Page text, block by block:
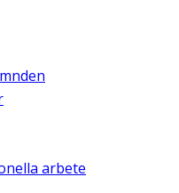
arbete